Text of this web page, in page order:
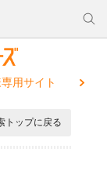
用サイト
トップに戻る